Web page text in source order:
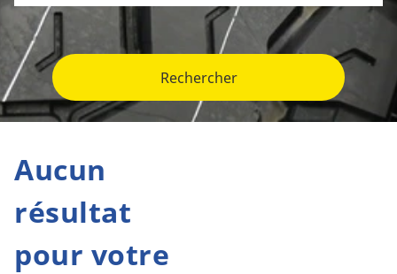
Rechercher
Aucun
résultat
pour votre